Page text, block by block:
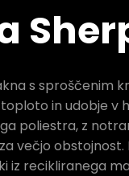
s sproščenim
in udobje v
poliestra, z
večjo obstojnost.
iz recikliranega